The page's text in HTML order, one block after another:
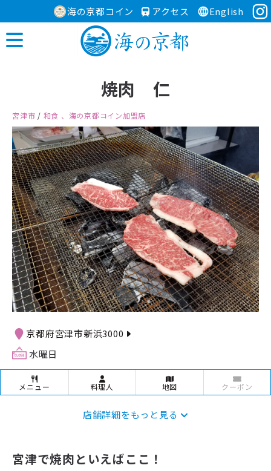
海の京都コイン アクセス English
焼肉 仁
宮津市 / 和食 、海の京都コイン加盟店
京都府宮津市新浜3000
水曜日
メニュー 料理人 地図 クーポン
店舗詳細をもっと見る
宮津で焼肉といえばここ！